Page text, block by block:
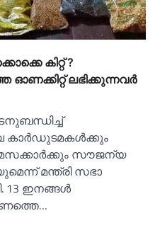
കിറ്റ് ?
ഓണക്കിറ്റ് ലഭിക്കുന്നവര്‍
സൗജന്യ
മന്ത്രി സഭാ
13 ഇനങ്ങള്‍